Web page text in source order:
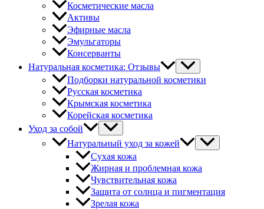
Косметические масла
Активы
Эфирные масла
Эмульгаторы
Консерванты
Натуральная косметика: Отзывы
Подборки натуральной косметики
Русская косметика
Крымская косметика
Корейская косметика
Уход за собой
Натуральный уход за кожей
Сухая кожа
Жирная и проблемная кожа
Чувствительная кожа
Защита от солнца и пигментация
Зрелая кожа